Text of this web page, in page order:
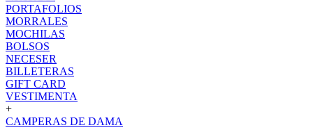
PORTAFOLIOS
MORRALES
MOCHILAS
BOLSOS
NECESER
BILLETERAS
GIFT CARD
VESTIMENTA
+
CAMPERAS DE DAMA